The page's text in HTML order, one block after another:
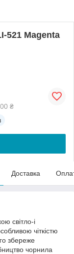
521 Magenta
₴
Доставка
світло-і
чіткістю
збереже
чорнила